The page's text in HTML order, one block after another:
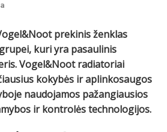
prekinis ženklas
kuri yra pasaulinis
Vogel&Noot radiatoriai
kokybės ir aplinkosaugos
naudojamos pažangiausios
ir kontrolės technologijos.